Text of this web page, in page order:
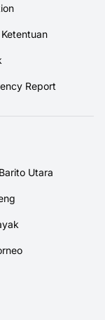
Report
Utara